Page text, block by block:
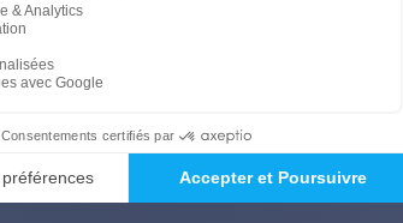
+ bas Satisfait